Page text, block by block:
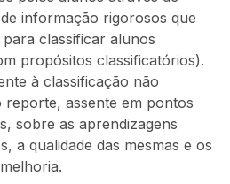
informação rigorosos que
classificar alunos
propósitos classificatórios).
à classificação não
reporte, assente em pontos
sobre as aprendizagens
a qualidade das mesmas e os